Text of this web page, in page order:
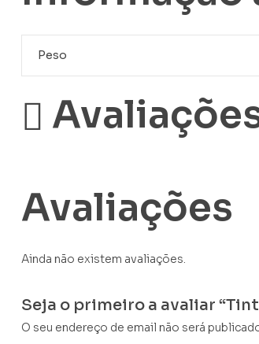
Peso
Avaliações
Ainda não existem avaliações.
Seja o primeiro a avaliar
O seu endereço de email não será